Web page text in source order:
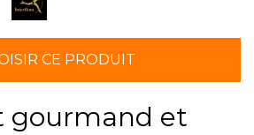
CE PRODUIT
gourmand et